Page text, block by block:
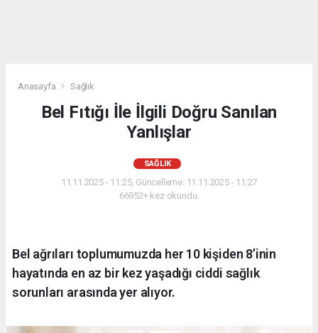
Anasayfa Sağlık
Bel Fıtığı İle İlgili Doğru Sanılan
Yanlışlar
SAĞLIK
11.11.2025 - 11:25, Güncelleme: 11.11.2025 - 11:27
66952+ kez okundu.
Bel ağrıları toplumumuzda her 10 kişiden 8’inin
hayatında en az bir kez yaşadığı ciddi sağlık
sorunları arasında yer alıyor.